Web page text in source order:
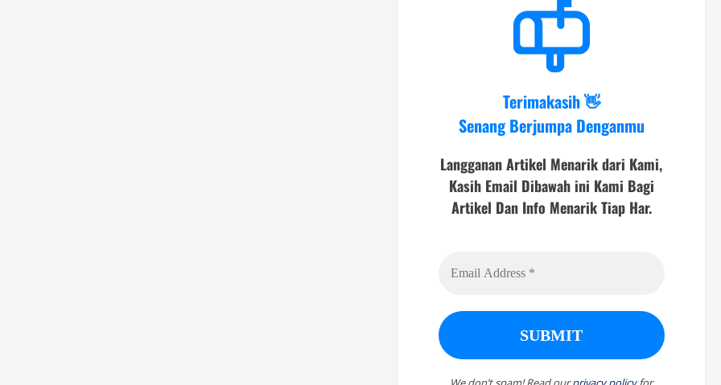
Terimakasih 👋
Senang Berjumpa Denganmu
Langganan Artikel Menarik dari Kami,
Kasih Email Dibawah ini Kami Bagi
Artikel Dan Info Menarik Tiap Har.